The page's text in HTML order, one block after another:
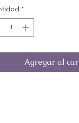
*
Agregar al